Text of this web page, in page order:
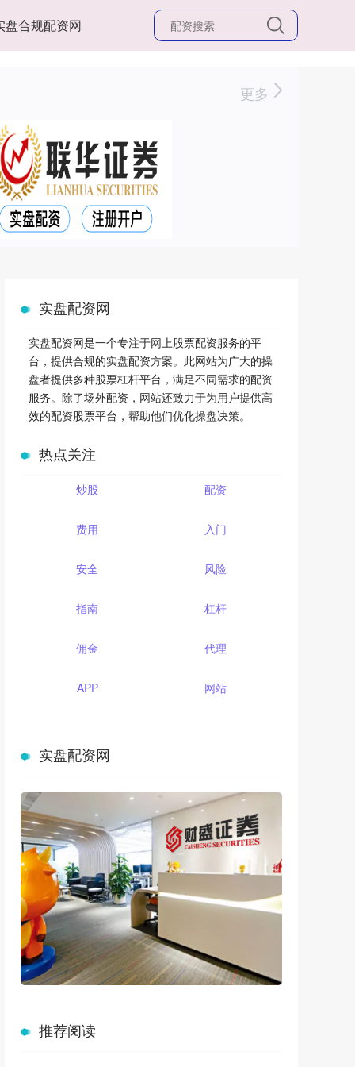
盘合规配资网
更多
实盘配资网
实盘配资网是一个专注于网上股票配资服务的平
台，提供合规的实盘配资方案。此网站为广大的操
盘者提供多种股票杠杆平台，满足不同需求的配资
服务。除了场外配资，网站还致力于为用户提供高
效的配资股票平台，帮助他们优化操盘决策。
热点关注
炒股 配资
费用 入门
安全 风险
指南 杠杆
佣金 代理
APP 网站
实盘配资网
推荐阅读